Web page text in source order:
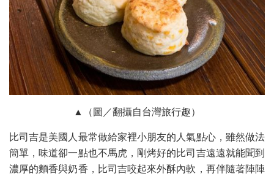
▲（圖／翻攝自台灣旅行趣）
比司吉是美國人最常做給家裡小朋友的人氣點心，雖然做法
簡單，味道卻一點也不馬虎，剛烤好的比司吉遠遠就能聞到
濃厚的麵香與奶香，比司吉咬起來外酥內軟，再伴隨著陣陣